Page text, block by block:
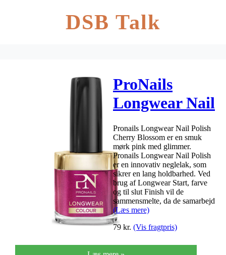
DSB Talk
ProNails
Longwear Nail
Polish 10 ml –
Cherry
Blossom
Pronails Longwear Nail Polish
Cherry Blossom er en smuk
mørk pink med glimmer.
Pronails Longwear Nail Polish
er en innovativ neglelak, som
sikrer en lang holdbarhed. Ved
brug af Longwear Start, farve
og til slut Finish vil de
sammensmelte, da de samarbejd
(Læs mere)
79 kr. (Vis fragtpris)